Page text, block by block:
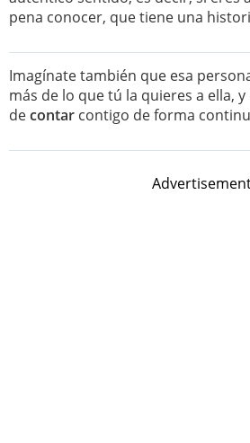
pena conocer, que tiene una
Imagínate también que esa
más de lo que tú la quieres a ella,
decontar contigo de forma